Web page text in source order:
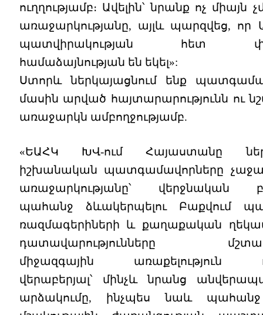
ուղղությամբ։ Ավելին՝ նրանք ոչ միայն
առաջարկությանը, այլև պարզվեց, որ
պատվիրակության հետ
համաձայնության են եկել»:
Ստորև ներկայացնում ենք
մասին արված հայտարարությունն ու
առաջարկն ամբողջությամբ.
«ԵԱՀԿ ԽՎ-ում Հայաստանը
իշխանական պատգամավորները
առաջարկությանը՝ վերջնական
պահանջ ձևակերպելու Բաքվում
ռազմագերիների և քաղաքական
դատավարությունները
միջազգային առաքելություն
վերաբերյալ՝ մինչև նրանց
արձակումը, ինչպես նաև